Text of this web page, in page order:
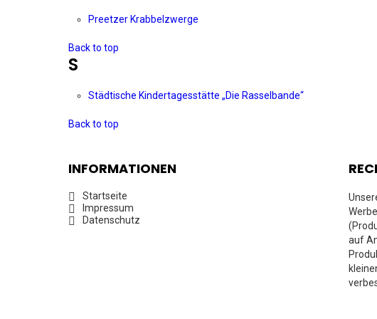
Preetzer Krabbelzwerge
Back to top
S
Städtische Kindertagesstätte „Die Rasselbande“
Back to top
INFORMATIONEN
Startseite
Impressum
Datenschutz
auf